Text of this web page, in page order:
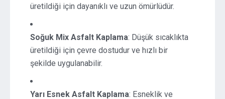
üretildiği için dayanıklı ve uzun ömürlüdür.
Soğuk Mix Asfalt Kaplama: Düşük sıcaklıkta
üretildiği için çevre dostudur ve hızlı bir
şekilde uygulanabilir.
Yarı Esnek Asfalt Kaplama: Esneklik ve